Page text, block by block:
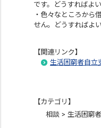
です。どうすればよ
・色々なところから
せん。どうすればよ
【関連リンク】
生活困窮者自立
【カテゴリ】
相談 > 生活困窮